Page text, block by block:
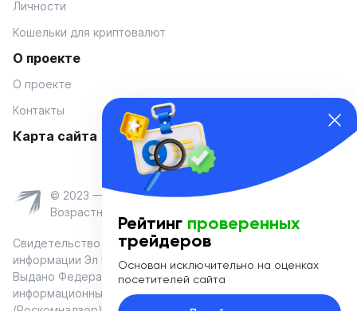
Личности
Кошельки для криптовалют
О проекте
О проекте
Контакты
Карта сайта
© 2023 — Coinmania
Возрастное ограничение 16+
Свидетельство о регистрации средства массовой
информации Эл № ФС 77-74908 от «25» января 2019 г.
Выдано Федеральной службой по надзору в сфере связи,
информационных технологий и массовых коммуникаций
Рейтинг проверенных
трейдеров
Основан исключительно на оценках
посетителей сайта